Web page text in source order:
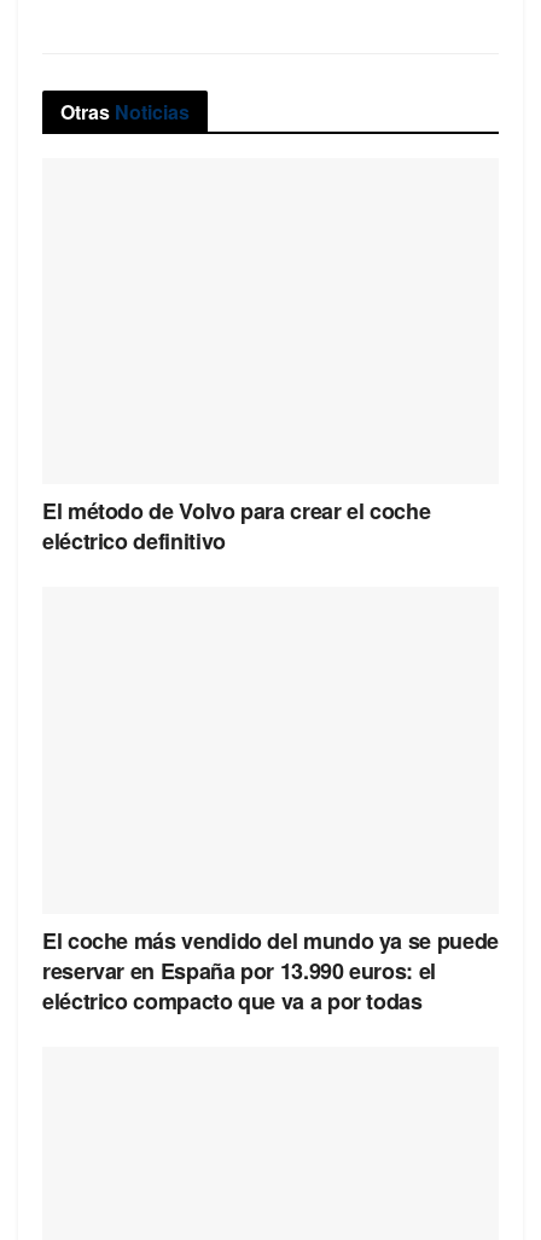
Otras Noticias
El método de Volvo para crear el coche
eléctrico definitivo
El coche más vendido del mundo ya se puede
reservar en España por 13.990 euros: el
eléctrico compacto que va a por todas